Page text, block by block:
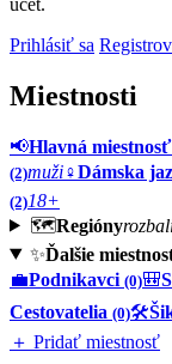
Prihlásiť sa
Miestnosti
📢Hlavná miestnosť
(2)muži♀️Dámska
(2)18+
🗺️Regióny
✨Ďalšie
💼Podnikavci (0)🎒
Cestovatelia (0)🛠️
＋ Pridať miestnosť